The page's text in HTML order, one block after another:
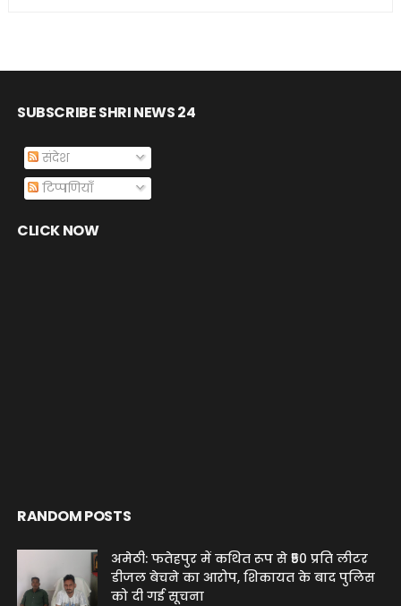
SUBSCRIBE SHRI NEWS 24
संदेश
टिप्पणियाँ
CLICK NOW
RANDOM POSTS
अमेठी: फतेहपुर में कथित रूप से ₹50 प्रति लीटर
डीजल बेचने का आरोप, शिकायत के बाद पुलिस
को दी गई सूचना